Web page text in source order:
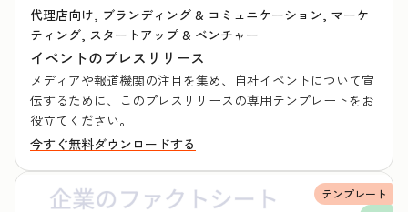
代理店向け, ブランディング & コミュニケーション, マーケ
ティング, スタートアップ & ベンチャー
イベントのプレスリリース
メディアや報道機関の注目を集め、自社イベントについて宣
伝するために、このプレスリリースの専用テンプレートをお
役立てください。
今すぐ無料ダウンロードする
テンプレート